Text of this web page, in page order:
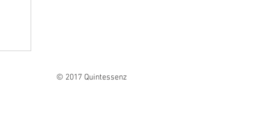
© 2017 Quintessenz